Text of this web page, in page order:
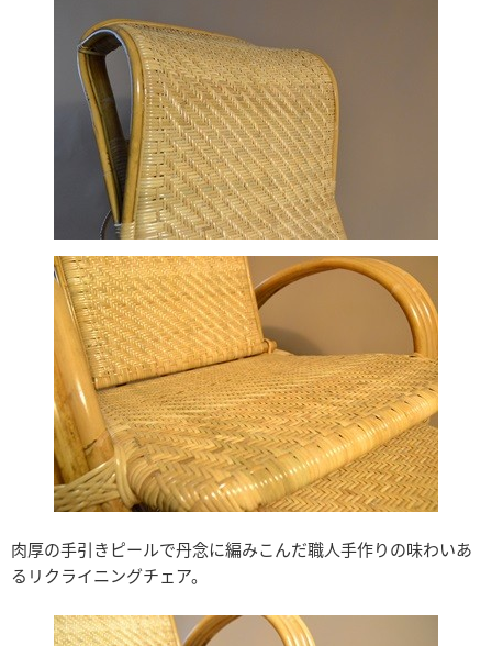
肉厚の手引きピールで丹念に編みこんだ職人手作りの味わいあ
るリクライニングチェア。